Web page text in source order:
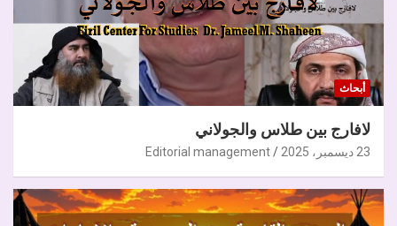
أبحاث
لافارج بين طلاس والجولاني
23 ديسمبر، 2025 Editorial management